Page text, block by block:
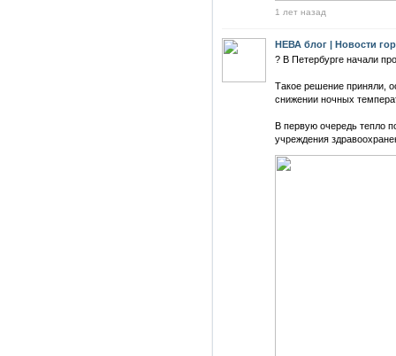
1 лет назад
НЕВА блог | Новости
?️ В Петербурге начали
Такое решение приняли,
снижении ночных
В первую очередь тепло
учреждения